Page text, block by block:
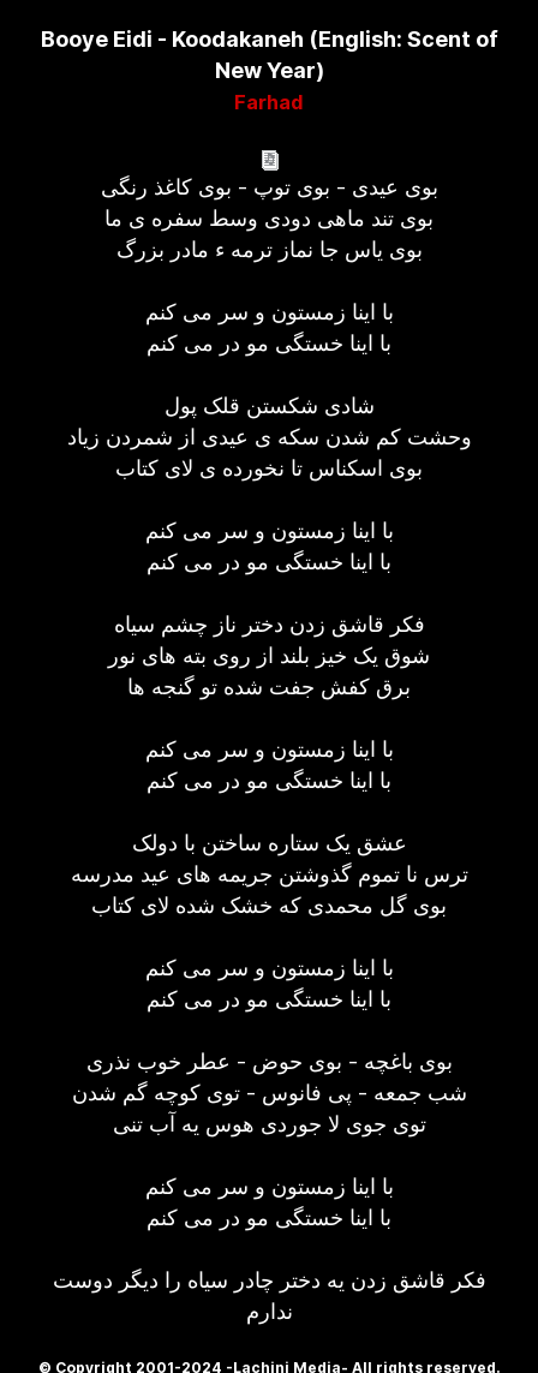
Booye Eidi - Koodakaneh (English: Scent of
New Year)
Farhad
بوی عیدی - بوی توپ - بوی کاغذ رنگی
بوی تند ماهی دودی وسط سفره ی ما
بوی یاس جا نماز ترمه ء مادر بزرگ
با اینا زمستون و سر می کنم
با اینا خستگی مو در می کنم
شادی شکستن قلک پول
وحشت کم شدن سکه ی عیدی از شمردن زیاد
بوی اسکناس تا نخورده ی لای کتاب
با اینا زمستون و سر می کنم
با اینا خستگی مو در می کنم
فکر قاشق زدن دختر ناز چشم سیاه
شوق یک خیز بلند از روی بته های نور
برق کفش جفت شده تو گنجه ها
با اینا زمستون و سر می کنم
با اینا خستگی مو در می کنم
عشق یک ستاره ساختن با دولک
ترس نا تموم گذوشتن جریمه های عید مدرسه
بوی گل محمدی که خشک شده لای کتاب
با اینا زمستون و سر می کنم
با اینا خستگی مو در می کنم
بوی باغچه - بوی حوض - عطر خوب نذری
شب جمعه - پی فانوس - توی کوچه گم شدن
توی جوی لا جوردی هوس یه آب تنی
با اینا زمستون و سر می کنم
با اینا خستگی مو در می کنم
فکر قاشق زدن یه دختر چادر سیاه را دیگر دوست
ندارم
© Copyright 2001-2024 -Lachini Media- All rights reserved.